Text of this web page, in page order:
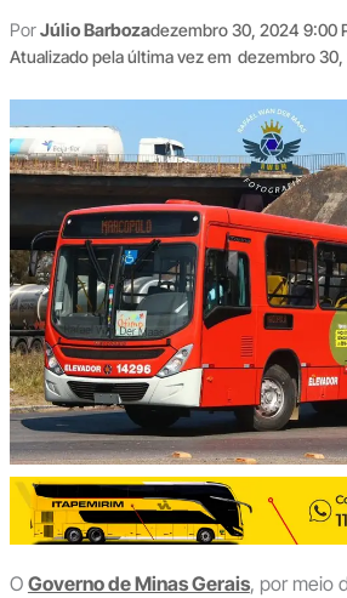
PorJúlio Barbozadezembro 30, 2024 9:00
Atualizado pela última vez em dezembro 30,
O Governo de Minas Gerais, por meio